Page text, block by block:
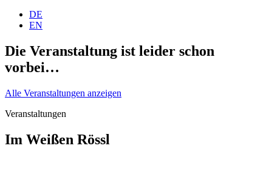
DE
EN
Die Veranstaltung ist leider schon
vorbei…
Alle Veranstaltungen anzeigen
Veranstaltungen
Im Weißen Rössl